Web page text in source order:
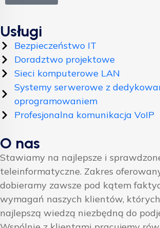
Usługi
Bezpieczeństwo IT
Doradztwo projektowe
Sieci komputerowe LAN
Systemy serwerowe z
oprogramowaniem
Profesjonalna komunikacja VoIP
O nas
Stawiamy na najlepsze i
teleinformatyczne. Zakres
dobieramy zawsze pod kątem
wymagań naszych klientów,
najlepszą wiedzą niezbędną do